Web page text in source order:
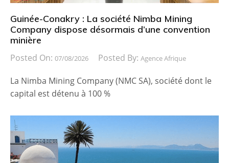
Guinée-Conakry : La société Nimba Mining
Company dispose désormais d’une convention
minière
Posted On: 07/08/2026 Posted By: Agence Afrique
La Nimba Mining Company (NMC SA), société dont le
capital est détenu à 100 %